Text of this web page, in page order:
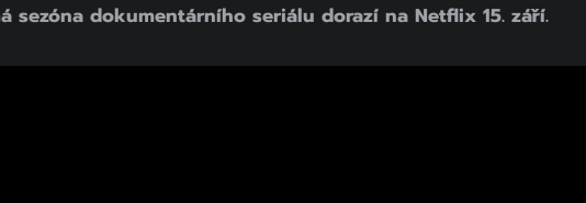
sezóna dokumentárního seriálu dorazí na Netflix 15. září.